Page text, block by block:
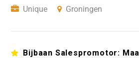
Unique
Groningen
Bijbaan Salespromotor: